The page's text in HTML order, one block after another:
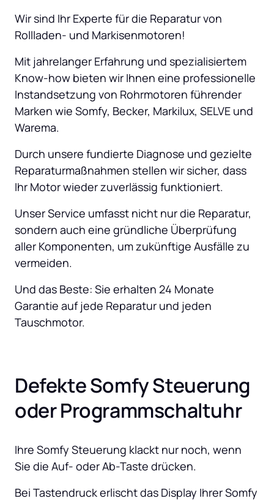
Wir sind Ihr Experte für die Reparatur von
Rollladen- und Markisenmotoren!
Mit jahrelanger Erfahrung und spezialisiertem
Know-how bieten wir Ihnen eine professionelle
Instandsetzung von Rohrmotoren führender
Marken wie Somfy, Becker, Markilux, SELVE und
Warema.
Durch unsere fundierte Diagnose und gezielte
Reparaturmaßnahmen stellen wir sicher, dass
Ihr Motor wieder zuverlässig funktioniert.
Unser Service umfasst nicht nur die Reparatur,
sondern auch eine gründliche Überprüfung
aller Komponenten, um zukünftige Ausfälle zu
vermeiden.
Und das Beste: Sie erhalten 24 Monate
Garantie auf jede Reparatur und jeden
Tauschmotor.
Defekte Somfy Steuerung
oder Programmschaltuhr
Ihre Somfy Steuerung klackt nur noch, wenn
Sie die Auf- oder Ab-Taste drücken.
Bei Tastendruck erlischt das Display Ihrer Somfy